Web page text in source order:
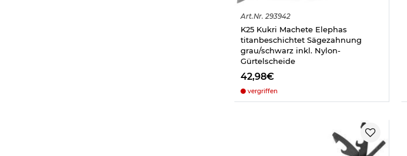
Art.Nr. 293942
K25 Kukri Machete Elephas
titanbeschichtet Sägezahnung
grau/schwarz inkl. Nylon-
Gürtelscheide
42,98€
vergriffen